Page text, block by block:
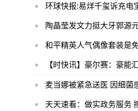
环球快报:易烊千玺诉充电
陶晶莹发文力挺大牙郭源
和平精英人气偶像套装是
【时快讯】豪尔赛：豪能
麦当娜被紧急送医 因细菌
天天速看：做实政务服务